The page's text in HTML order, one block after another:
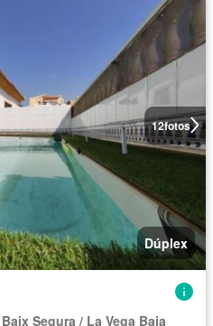
12fotos
Dúplex
Segura / La Vega Baja